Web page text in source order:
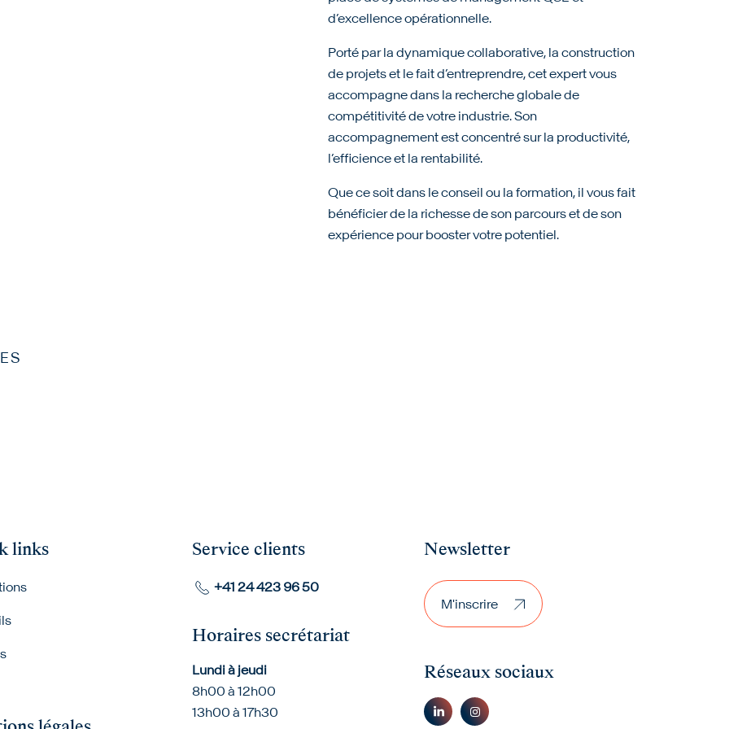
d’excellence opérationnelle.
Porté par la dynamique collaborative, la construction
de projets et le fait d’entreprendre, cet expert vous
accompagne dans la recherche globale de
compétitivité de votre industrie. Son
accompagnement est concentré sur la productivité,
l’efficience et la rentabilité.
Que ce soit dans le conseil ou la formation, il vous fait
bénéficier de la richesse de son parcours et de son
expérience pour booster votre potentiel.
links Service clients
+41 24 423 96 50
Horaires secrétariat
Lundi à jeudi
8h00 à 12h00
13h00 à 17h30
Newsletter
M'inscrire
M'inscrire
Réseaux sociaux